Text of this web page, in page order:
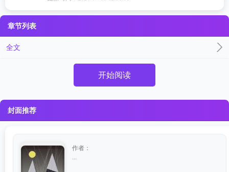
章节列表
全文
开始阅读
封面推荐
作者：